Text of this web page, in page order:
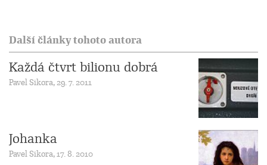
Další články tohoto autora
Každá čtvrt bilionu dobrá
Pavel Sikora, 29. 7. 2011
Johanka
Pavel Sikora, 17. 8. 2010